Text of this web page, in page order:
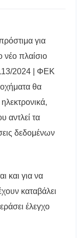
για
νέο πλαίσιο
2024 | ΦΕΚ
θα
ηλεκτρονικά,
αντλεί τα
δεδομένων
και για να
καταβάλει
έλεγχο